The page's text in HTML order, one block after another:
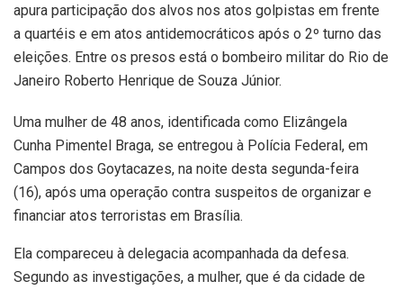
apura participação dos alvos nos atos golpistas em frente
a quartéis e em atos antidemocráticos após o 2º turno das
eleições. Entre os presos está o bombeiro militar do Rio de
Janeiro Roberto Henrique de Souza Júnior.
Uma mulher de 48 anos, identificada como Elizângela
Cunha Pimentel Braga, se entregou à Polícia Federal, em
Campos dos Goytacazes, na noite desta segunda-feira
(16), após uma operação contra suspeitos de organizar e
financiar atos terroristas em Brasília.
Ela compareceu à delegacia acompanhada da defesa.
Segundo as investigações, a mulher, que é da cidade de